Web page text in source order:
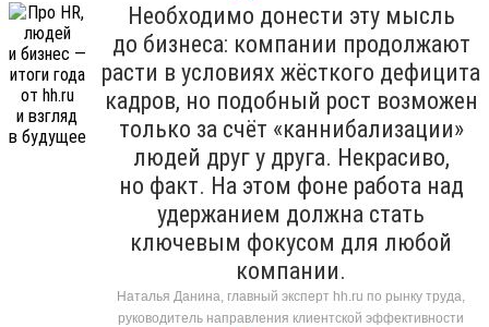
Необходимо донести эту мысль
до бизнеса: компании продолжают
расти в условиях жёсткого дефицита
кадров, но подобный рост возможен
только за счёт «каннибализации»
людей друг у друга. Некрасиво,
но факт. На этом фоне работа над
удержанием должна стать
ключевым фокусом для любой
компании.
Наталья Данина, главный эксперт hh.ru по рынку труда,
руководитель направления клиентской эффективности